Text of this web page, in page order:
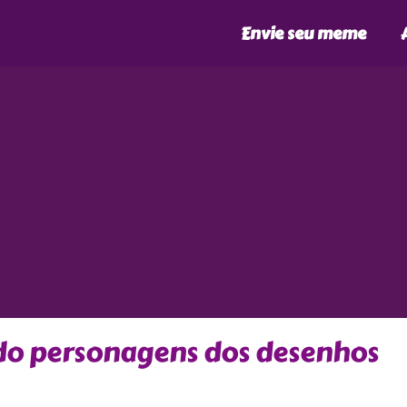
Envie seu meme
personagens dos desenhos